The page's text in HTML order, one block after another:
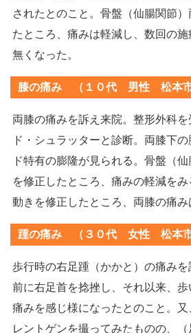
されたとのこと。骨盤（仙腸関節
たところ、痛みは軽減し、数回の
無くなった。
膝の痛み （１０代 男性 松本市
両膝の痛みを訴え来院。整形外科
ド・シュラッターと診断。両膝下
ド特有の膨隆が見られる。骨盤（
を修正したところ、痛みの軽減を
動きを修正したところ、両膝の痛み
踵の痛み （３０代 女性 松本市
歩行時の右足踵（かかと）の痛み
前に右足首を捻挫し、それ以来、
痛みを感じ様になったとのこと。
レントゲンを撮ってみたものの、